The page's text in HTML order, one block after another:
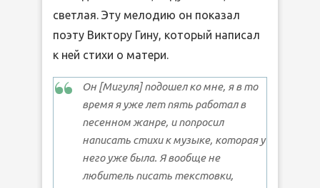
светлая. Эту мелодию он показал
поэту Виктору Гину, который написал
к ней стихи о матери.
Он [Мигуля] подошел ко мне, я в то
время я уже лет пять работал в
песенном жанре, и попросил
написать стихи к музыке, которая у
него уже была. Я вообще не
любитель писать текстовки,